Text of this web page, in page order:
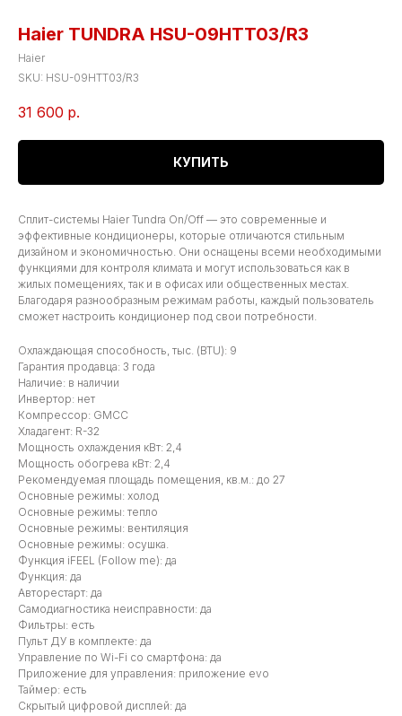
Haier TUNDRA HSU-09HTT03/R3
Haier
SKU: HSU-09HTT03/R3
31 600 р.
КУПИТЬ
Сплит-системы Haier Tundra On/Off — это современные и
эффективные кондиционеры, которые отличаются стильным
дизайном и экономичностью. Они оснащены всеми необходимыми
функциями для контроля климата и могут использоваться как в
жилых помещениях, так и в офисах или общественных местах.
Благодаря разнообразным режимам работы, каждый пользователь
сможет настроить кондиционер под свои потребности.
Охлаждающая способность, тыс. (BTU): 9
Гарантия продавца: 3 года
Наличие: в наличии
Инвертор: нет
Компрессор: GMCC
Хладагент: R-32
Мощность охлаждения кВт: 2,4
Мощность обогрева кВт: 2,4
Рекомендуемая площадь помещения, кв.м.: до 27
Основные режимы: холод
Основные режимы: тепло
Основные режимы: вентиляция
Основные режимы: осушка.
Функция iFEEL (Follow me): да
Функция: да
Авторестарт: да
Самодиагностика неисправности: да
Фильтры: есть
Пульт ДУ в комплекте: да
Управление по Wi-Fi со смартфона: да
Приложение для управления: приложение evo
Таймер: есть
Скрытый цифровой дисплей: да